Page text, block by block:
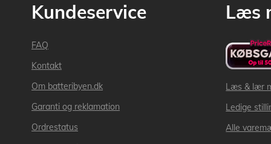
Kundeservice
FAQ
Kontakt
Om batteribyen.dk
Garanti og reklamation
Ordrestatus
Læs
Læs & lær
Ledige
Alle